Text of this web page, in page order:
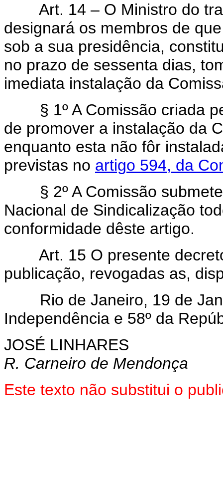
Art. 14 – O Ministro do
designará os membros de
sob a sua presidência,
no prazo de sessenta dias,
imediata instalação da
§ 1º A Comissão criada
de promover a instalação da
enquanto esta não fôr
previstas no artigo 594, da
§ 2º A Comissão
Nacional de Sindicalização
conformidade dêste artigo.
Art. 15 O presente
publicação, revogadas as,
Rio de Janeiro, 19 de
Independência e 58º da
JOSÉ LINHARES
R. Carneiro de Mendonça
Este texto não substitui o